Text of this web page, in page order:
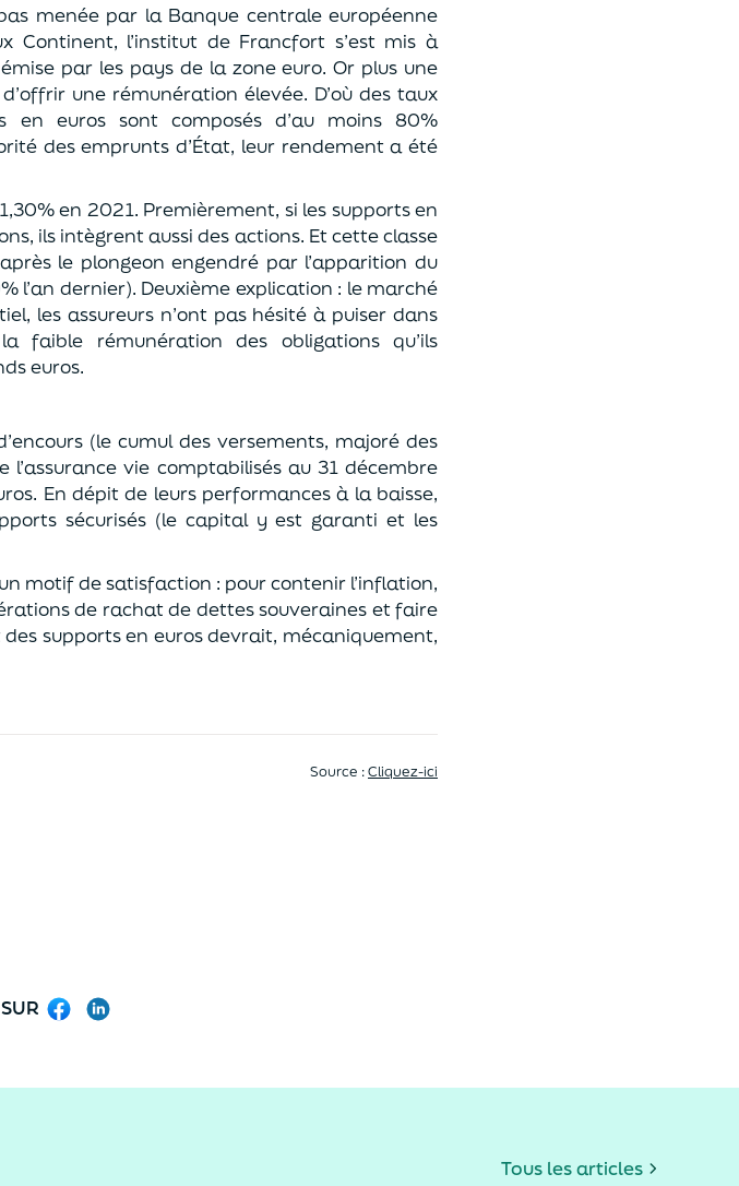
menée par la Banque centrale européenne
Continent, l’institut de Francfort s’est mis à
par les pays de la zone euro. Or plus une
une rémunération élevée. D’où des taux
en euros sont composés d’au moins 80%
des emprunts d’État, leur rendement a été
en 2021. Premièrement, si les supports en
ils intègrent aussi des actions. Et cette classe
le plongeon engendré par l’apparition du
l’an dernier). Deuxième explication : le marché
les assureurs n’ont pas hésité à puiser dans
faible rémunération des obligations qu’ils
euros.
(le cumul des versements, majoré des
vie comptabilisés au 31 décembre
En dépit de leurs performances à la baisse,
sécurisés (le capital y est garanti et les
motif de satisfaction : pour contenir l’inflation,
de rachat de dettes souveraines et faire
supports en euros devrait, mécaniquement,
Source :Cliquez-ici
Facebook
Tous les articles